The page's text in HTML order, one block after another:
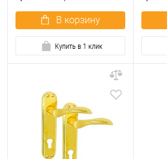
В корзину
Купить в 1 клик